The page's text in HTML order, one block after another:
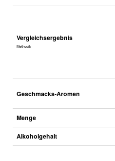
Vergleichsergebnis
Methodik
Geschmacks-Aromen
Menge
Alkoholgehalt